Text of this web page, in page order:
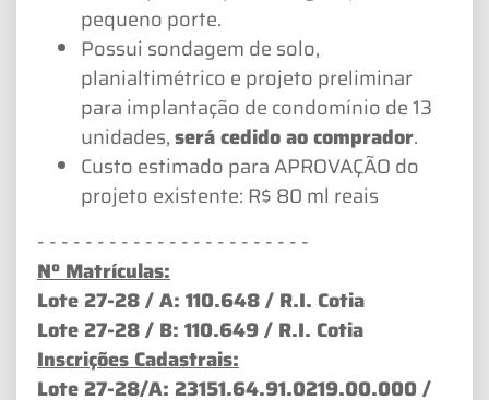
pequeno porte.
Possui sondagem de solo,
planialtimétrico e projeto preliminar
para implantação de condomínio de 13
unidades,será cedido ao comprador.
Custo estimado para APROVAÇÃO do
projeto existente: R$ 80 ml reais
- - - - - - - - - - - - - - - - - - - - - - -
Nº Matrículas:
Lote 27-28 / A: 110.648 / R.I. Cotia
Lote 27-28 / B: 110.649 / R.I. Cotia
Inscrições Cadastrais:
Lote 27-28/A: 23151.64.91.0219.00.000 /